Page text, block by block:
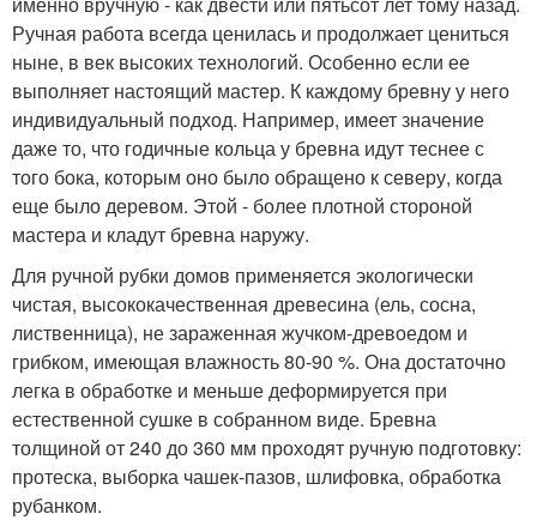
Ручная работа всегда ценилась и продолжает цениться
ныне, в век высоких технологий. Особенно если ее
выполняет настоящий мастер. К каждому бревну у него
индивидуальный подход. Например, имеет значение
даже то, что годичные кольца у бревна идут теснее с
того бока, которым оно было обращено к северу, когда
еще было деревом. Этой - более плотной стороной
мастера и кладут бревна наружу.
Для ручной рубки домов применяется экологически
чистая, высококачественная древесина (ель, сосна,
лиственница), не зараженная жучком-древоедом и
грибком, имеющая влажность 80-90 %. Она достаточно
легка в обработке и меньше деформируется при
естественной сушке в собранном виде. Бревна
толщиной от 240 до 360 мм проходят ручную подготовку:
протеска, выборка чашек-пазов, шлифовка, обработка
рубанком.